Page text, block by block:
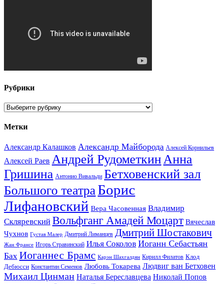
Рубрики
Рубрики
Метки
Александр Калашков Александр Майборода Алексей Корнильев
Алексей Раев Андрей РудометкинАнна
Гришина Антонио Вивальди Бетховенский зал
Большого театраБорис
Лифановский Вера Часовенная Владимир
Скляревский Вольфганг Амадей Моцарт Вячеслав
Чухнов Густав Малер Дмитрий Лиманцев Дмитрий Шостакович
Жан Франсе Игорь Стравинский Илья Соколов Иоганн Себастьян
Бах Иоганнес Брамс Карэн Шахгалдян Кирилл Филатов Клод
Дебюсси Константин Семенов Любовь Токарева Людвиг ван Бетховен
Михаил Цинман Наталья Береславцева Николай Попов